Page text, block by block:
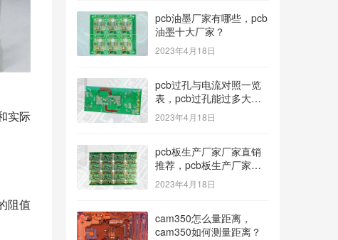
实际
阻值
pcb油墨厂家有哪些，pcb
油墨十大厂家？
2023年4月18日
pcb过孔与电流对照一览
表，pcb过孔能过多大电
流？
2023年4月18日
pcb板生产厂家厂家直销
推荐，pcb板生产厂家多
种型号可选？
2023年4月18日
cam350怎么量距离，
cam350如何测量距离？